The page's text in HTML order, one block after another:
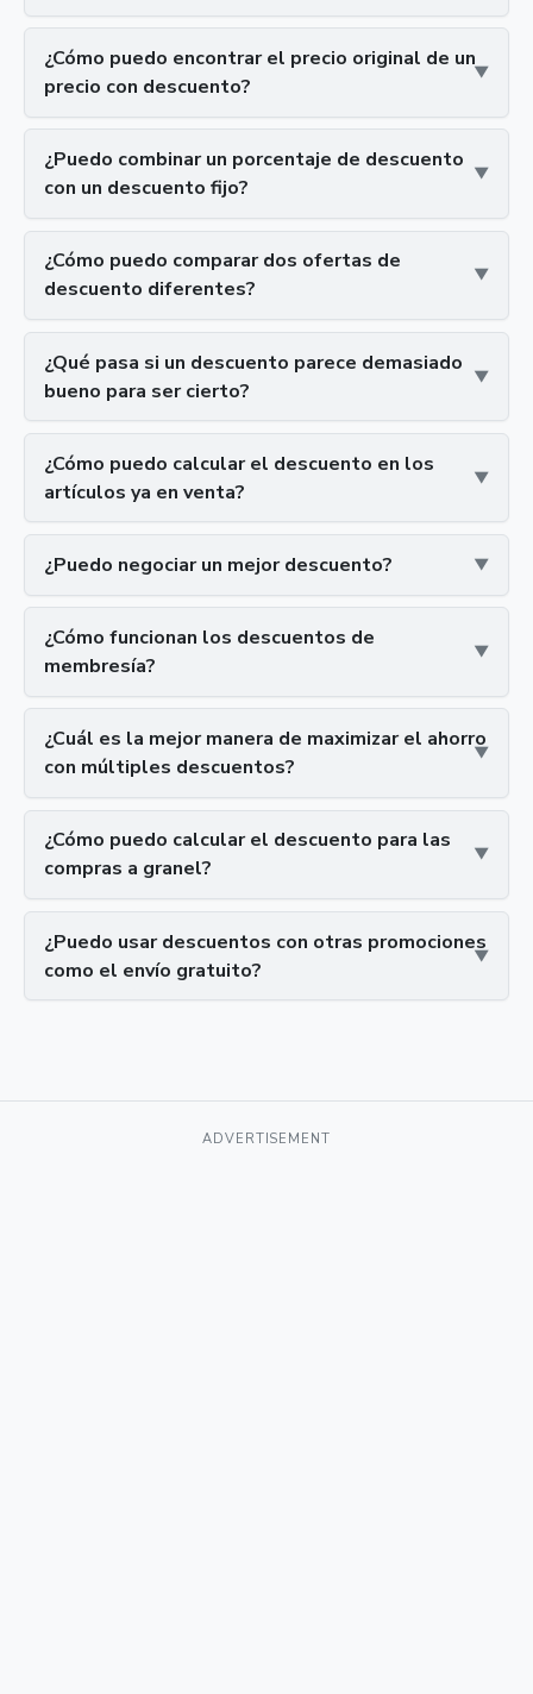
¿Cómo puedo encontrar el precio original de un
precio con descuento?
¿Puedo combinar un porcentaje de descuento
con un descuento fijo?
¿Cómo puedo comparar dos ofertas de
descuento diferentes?
¿Qué pasa si un descuento parece demasiado
bueno para ser cierto?
¿Cómo puedo calcular el descuento en los
artículos ya en venta?
¿Puedo negociar un mejor descuento?
¿Cómo funcionan los descuentos de
membresía?
¿Cuál es la mejor manera de maximizar el ahorro
con múltiples descuentos?
¿Cómo puedo calcular el descuento para las
compras a granel?
¿Puedo usar descuentos con otras promociones
como el envío gratuito?
ADVERTISEMENT